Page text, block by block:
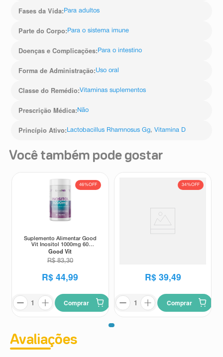
Fases da Vida: Para adultos
Parte do Corpo: Para o sistema imune
Doenças e Complicações: Para o intestino
Forma de Administração:Uso oral
Classe do Remédio:Vitaminas suplementos
Prescrição Médica: Não
Princípio Ativo: Lactobacillus Rhamnosus Gg,Vitamina D
Você também pode gostar
46%OFF
Suplemento Alimentar Good
Vit Inositol 1000mg 60
Cápsulas
Good Vit
R$ 83,30
R$ 44,99
Comprar
34%OFF
R$ 39,49
Comprar
Avaliações